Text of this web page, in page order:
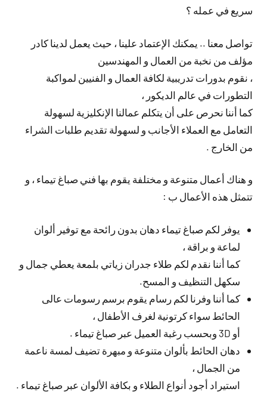
سريع في عمله ؟
تواصل معنا .. يمكنك الإعتماد علينا ، حيث يعمل لدينا كادر
مؤلف من نخبة من العمال و المهندسين
، نقوم بدورات تدريبية لكافة العمال و الفنيين لمواكبة
التطورات في عالم الديكور ،
كما أننا نحرص على أن يتكلم عمالنا الإنكليزية لسهولة
التعامل مع العملاء الأجانب و لسهولة تقديم طلبات الشراء
من الخارج .
و هناك أعمال متنوعة و مختلفة يقوم بها فني صباغ تيماء ، و
تتمثل هذه الأعمال ب :
يوفر لكم صباغ تيماء دهان بدون رائحة مع توفير ألوان
لماعة و براقة ،
كما أننا نقدم لكم طلاء جدران زياتي بلمعة يعطي جمال و
سكهل التنظيف و المسح.
كما أننا وفرنا لكم رسام يقوم برسم رسومات عالى
الحائط سواء كرتونية لغرف الأطفال ،
أو 3D وبحسب رغبة العميل عبر صباغ تيماء .
دهان الحائط بألوان متنوعة و مبهرة تضيف لمسة ناعمة
من الجمال ،
استيراد أجود أنواع الطلاء و بكافة الألوان عبر صباغ تيماء .